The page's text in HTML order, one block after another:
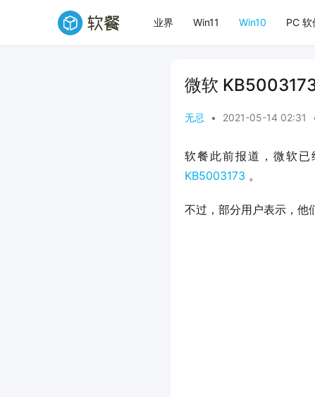
业界 Win11 Win10 PC 软
微软
无忌 • 2021-05-14 02:31
KB5003173 。
不过，部分用户表示，